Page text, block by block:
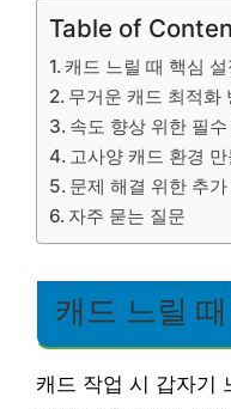
Table of
캐드 느릴 때 핵심 설
무거운 캐드 최적화
속도 향상 위한 필수
고사양 캐드 환경 만
문제 해결 위한 추가
자주 묻는 질문
캐드 느릴
캐드 작업 시 갑자기